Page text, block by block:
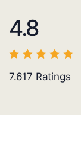
4.8
7.617 Ratings